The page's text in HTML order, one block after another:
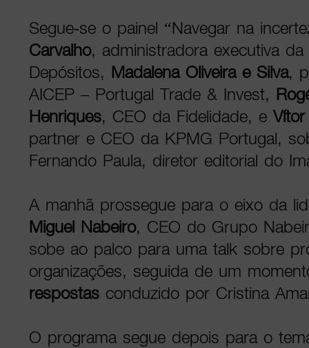
Segue-se o painel “Navegar na
Carvalho, administradora executiva
Depósitos, Madalena Oliveira e Silva,
AICEP – Portugal Trade & Invest,
Henriques, CEO da Fidelidade, e
partner e CEO da KPMG Portugal,
Fernando Paula, diretor editorial do
A manhã prossegue para o eixo da
Miguel Nabeiro, CEO do Grupo
sobe ao palco para uma talk sobre
organizações, seguida de um
respostas conduzido por Cristina
O programa segue depois para o